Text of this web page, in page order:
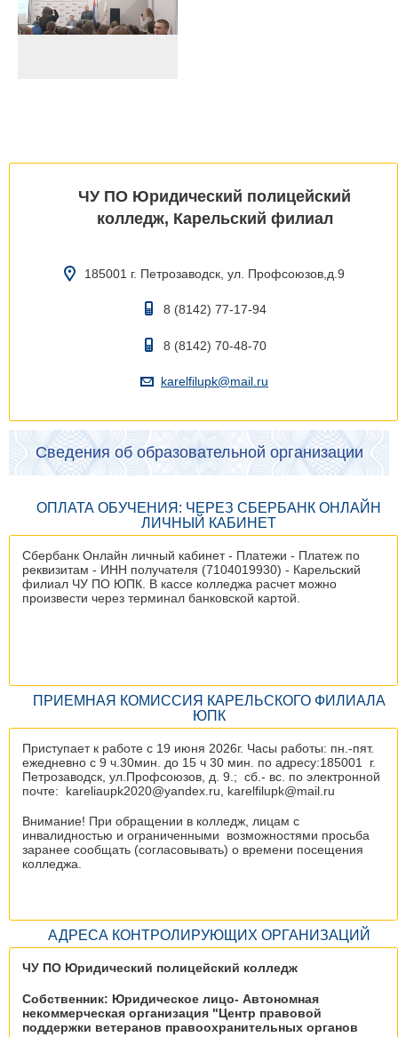
ЧУ ПО Юридический полицейский
колледж, Карельский филиал
185001 г. Петрозаводск, ул. Профсоюзов,д.9
8 (8142) 77-17-94
8 (8142) 70-48-70
karelfilupk@mail.ru
Сведения об образовательной организации
ОПЛАТА ОБУЧЕНИЯ: ЧЕРЕЗ СБЕРБАНК ОНЛАЙН
ЛИЧНЫЙ КАБИНЕТ
Сбербанк Онлайн личный кабинет - Платежи - Платеж по
реквизитам - ИНН получателя (7104019930) - Карельский
филиал ЧУ ПО ЮПК. В кассе колледжа расчет можно
произвести через терминал банковской картой.
ПРИЕМНАЯ КОМИССИЯ КАРЕЛЬСКОГО ФИЛИАЛА
ЮПК
Приступает к работе с 19 июня 2026г. Часы работы: пн.-пят.
ежедневно с 9 ч.30мин. до 15 ч 30 мин. по адресу:185001 г.
Петрозаводск, ул.Профсоюзов, д. 9.; сб.- вс. по электронной
почте: kareliaupk2020@yandex.ru, karelfilupk@mail.ru
Внимание! При обращении в колледж, лицам с
инвалидностью и ограниченными возможностями просьба
заранее сообщать (согласовывать) о времени посещения
колледжа.
АДРЕСА КОНТРОЛИРУЮЩИХ ОРГАНИЗАЦИЙ
ЧУ ПО Юридический полицейский колледж
Собственник: Юридическое лицо- Автономная
некоммерческая организация "Центр правовой
поддержки ветеранов правоохранительных органов